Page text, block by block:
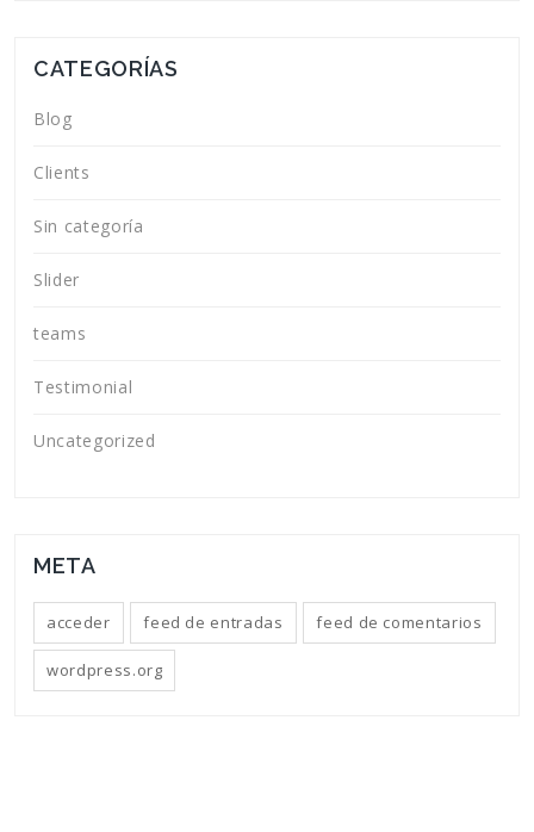
CATEGORÍAS
Blog
Clients
Sin categoría
Slider
teams
Testimonial
Uncategorized
META
acceder feed de entradas feed de comentarios
wordpress.org